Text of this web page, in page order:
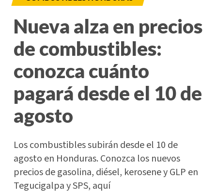
Nueva alza en precios
de combustibles:
conozca cuánto
pagará desde el 10 de
agosto
Los combustibles subirán desde el 10 de
agosto en Honduras. Conozca los nuevos
precios de gasolina, diésel, kerosene y GLP en
Tegucigalpa y SPS, aquí